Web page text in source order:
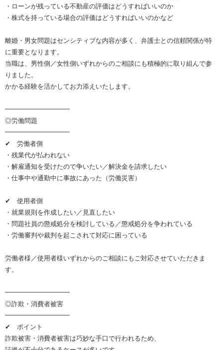
・ローンが残っている不動産の評価はどうすればいいのか
・株式を持っている場合の評価はどうすればいいのかなど
離婚・男女問題はセンシティブな内容が多く、弁護士との信頼関係が特
に重要となります。
当職は、男性側／女性側いずれからのご相談にも積極的に取り組んで参
りました。
かかる経験を活かしてお力添えいたします。
━━━━━━━━━━
◎労働問題
━━━━━━━━━━
✔ 労働者側
・残業代が払われない
・解雇通知を受けたので争いたい／解決金を請求したい
・仕事中や通勤中に事故にあった（労働災害）
✔ 使用者側
・就業規則を作成したい／見直したい
・問題社員の懲戒処分を検討している／懲戒処分を争われている
・労働審判や裁判を起こされて対応に困っている
労働者様／使用者様いずれからのご相談にもご対応させていただきま
す。
━━━━━━━━━━
◎詐欺・消費者被害
━━━━━━━━━━
✔ ポイント
詐欺被害・消費者被害は巧妙な手口で行われるため、